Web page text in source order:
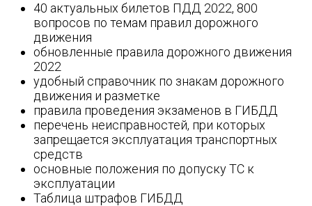
40 актуальных билетов ПДД 2022, 800
вопросов по темам правил дорожного
движения
обновленные правила дорожного движения
2022
удобный справочник по знакам дорожного
движения и разметке
правила проведения экзаменов в ГИБДД
перечень неисправностей, при которых
запрещается эксплуатация транспортных
средств
основные положения по допуску ТС к
эксплуатации
Таблица штрафов ГИБДД